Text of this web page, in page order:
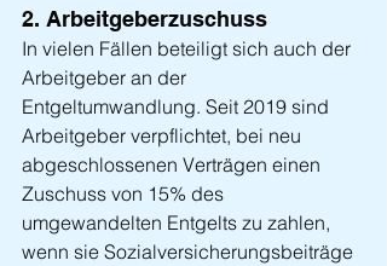
2. Arbeitgeberzuschuss
In vielen Fällen beteiligt sich auch der
Arbeitgeber an der
Entgeltumwandlung. Seit 2019 sind
Arbeitgeber verpflichtet, bei neu
abgeschlossenen Verträgen einen
Zuschuss von 15% des
umgewandelten Entgelts zu zahlen,
wenn sie Sozialversicherungsbeiträge